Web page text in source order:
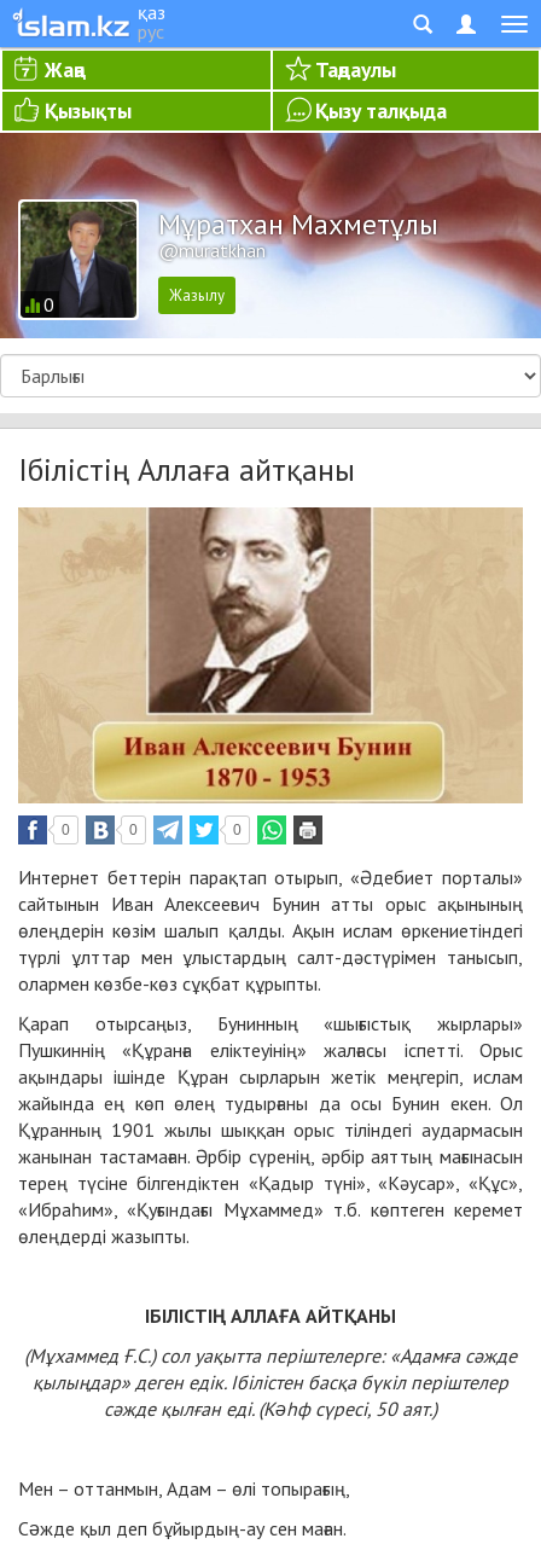
қаз
рус
Жаңа
Таңдаулы
Қызықты
Қызу талқыда
0
Мұратхан Махметұлы
@muratkhan
Ібілістің Аллаға айтқаны
0 0 0
Интернет беттерін парақтап отырып, «Әдебиет порталы»
сайтынын Иван Алексеевич Бунин атты орыс ақынының
өлеңдерін көзім шалып қалды. Ақын ислам өркениетіндегі
түрлі ұлттар мен ұлыстардың салт-дәстүрімен танысып,
олармен көзбе-көз сұқбат құрыпты.
Қарап отырсаңыз, Бунинның «шығыстық жырлары»
Пушкиннің «Құранға еліктеуінің» жалғасы іспетті. Орыс
ақындары ішінде Құран сырларын жетік меңгеріп, ислам
жайында ең көп өлең тудырғаны да осы Бунин екен. Ол
Құранның 1901 жылы шыққан орыс тіліндегі аудармасын
жанынан тастамаған. Әрбір сүренің, әрбір аяттың мағынасын
терең түсіне білгендіктен «Қадыр түні», «Кәусар», «Құс»,
«Ибраһим», «Қуғындағы Мұхаммед» т.б. көптеген керемет
өлеңдерді жазыпты.
ІБІЛІСТІҢ АЛЛАҒА АЙТҚАНЫ
(Мұхаммед Ғ.С.) сол уақытта періштелерге: «Адамға сәжде
қылыңдар» деген едік. Ібілістен басқа бүкіл періштелер
сәжде қылған еді. (Кəһф сүресі, 50 аят.)
Мен – оттанмын, Адам – өлі топырағың,
Сəжде қыл деп бұйырдың-ау сен маған.